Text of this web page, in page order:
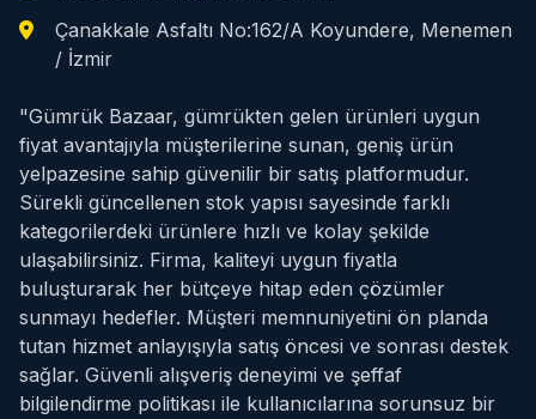
Çanakkale Asfaltı No:162/A Koyundere, Menemen
/ İzmir
"Gümrük Bazaar, gümrükten gelen ürünleri uygun
fiyat avantajıyla müşterilerine sunan, geniş ürün
yelpazesine sahip güvenilir bir satış platformudur.
Sürekli güncellenen stok yapısı sayesinde farklı
kategorilerdeki ürünlere hızlı ve kolay şekilde
ulaşabilirsiniz. Firma, kaliteyi uygun fiyatla
buluşturarak her bütçeye hitap eden çözümler
sunmayı hedefler. Müşteri memnuniyetini ön planda
tutan hizmet anlayışıyla satış öncesi ve sonrası destek
sağlar. Güvenli alışveriş deneyimi ve şeffaf
bilgilendirme politikası ile kullanıcılarına sorunsuz bir